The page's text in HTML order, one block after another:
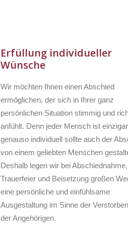
Erfüllung individueller
Wünsche
Wir möchten Ihnen einen Abschied
ermöglichen, der sich in Ihrer ganz
persönlichen Situation stimmig und
anfühlt. Denn jeder Mensch ist
genauso individuell sollte auch der
von einem geliebten Menschen
Deshalb legen wir bei Abschiednahme,
Trauerfeier und Beisetzung großen
eine persönliche und einfühlsame
Ausgestaltung im Sinne der
der Angehörigen.